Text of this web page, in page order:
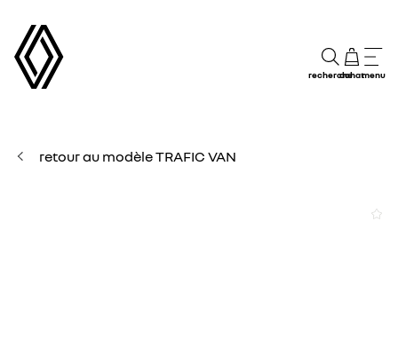
rechercheachatmenu
retour au modèle TRAFIC VAN